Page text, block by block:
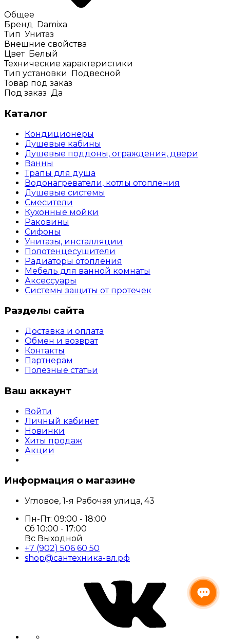
Общее
Бренд
Damixa
Тип Унитаз
Внешние свойства
Цвет Белый
Технические характеристики
Тип установки
Подвесной
Товар под заказ
Под заказ Да
Каталог
Кондиционеры
Душевые кабины
Душевые поддоны, ограждения, двери
Ванны
Трапы для душа
Водонагреватели, котлы отопления
Душевые системы
Смесители
Кухонные мойки
Раковины
Сифоны
Унитазы, инсталляции
Полотенцесушители
Радиаторы отопления
Мебель для ванной комнаты
Аксессуары
Системы защиты от протечек
Разделы сайта
Доставка и оплата
Обмен и возврат
Контакты
Партнерам
Полезные статьи
Ваш аккаунт
Войти
Личный кабинет
Новинки
Хиты продаж
Акции
Информация о магазине
Угловое, 1-я Рабочая улица, 43
Пн-Пт: 09:00 - 18:00
Сб 10:00 - 17:00
Вс Выходной
+7 (902) 506 60 50
shop@сантехника-вл.рф